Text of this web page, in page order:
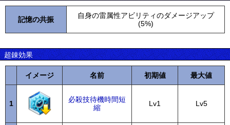
記憶の共振
自身の雷属性アビリティのダメージアップ
(5%)
超錬効果
イメージ 名前 初期値 最大値
1
必殺技待機時間短
縮
Lv1 Lv5